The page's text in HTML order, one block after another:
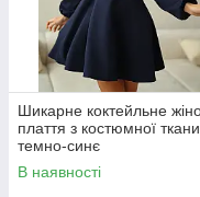
Шикарне коктейльне
плаття з костюмної
темно-синє
В наявності